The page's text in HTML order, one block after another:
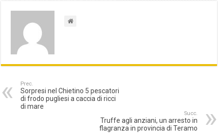
Prec.
Sorpresi nel Chietino 5 pescatori
di frodo pugliesi a caccia di ricci
di mare
Succ.
Truffe agli anziani, un arresto in
flagranza in provincia di Teramo